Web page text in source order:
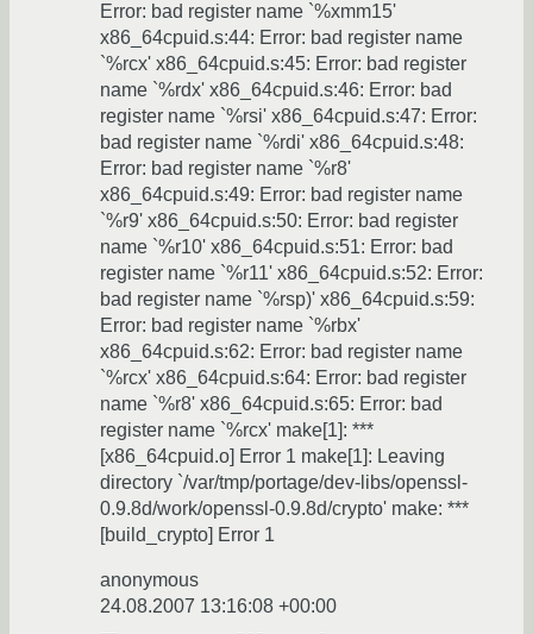
Error: bad register name `%xmm15'
x86_64cpuid.s:44: Error: bad register name
`%rcx' x86_64cpuid.s:45: Error: bad register
name `%rdx' x86_64cpuid.s:46: Error: bad
register name `%rsi' x86_64cpuid.s:47: Error:
bad register name `%rdi' x86_64cpuid.s:48:
Error: bad register name `%r8'
x86_64cpuid.s:49: Error: bad register name
`%r9' x86_64cpuid.s:50: Error: bad register
name `%r10' x86_64cpuid.s:51: Error: bad
register name `%r11' x86_64cpuid.s:52: Error:
bad register name `%rsp)' x86_64cpuid.s:59:
Error: bad register name `%rbx'
x86_64cpuid.s:62: Error: bad register name
`%rcx' x86_64cpuid.s:64: Error: bad register
name `%r8' x86_64cpuid.s:65: Error: bad
register name `%rcx' make[1]: ***
[x86_64cpuid.o] Error 1 make[1]: Leaving
directory `/var/tmp/portage/dev-libs/openssl-
0.9.8d/work/openssl-0.9.8d/crypto' make: ***
[build_crypto] Error 1
anonymous
24.08.2007 13:16:08 +00:00